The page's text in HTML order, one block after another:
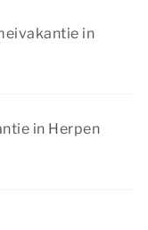
in
in Herpen